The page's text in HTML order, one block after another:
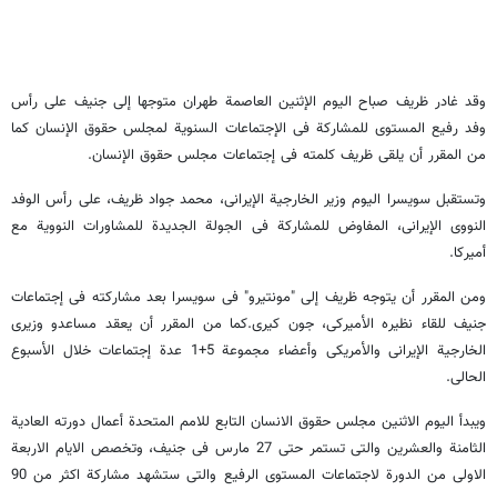
وقد غادر ظریف صباح الیوم الإثنین العاصمة طهران متوجها إلی جنیف علی رأس
وفد رفیع المستوی للمشارکة فی الإجتماعات السنویة لمجلس حقوق الإنسان کما
من المقرر أن یلقی ظریف کلمته فی إجتماعات مجلس حقوق الإنسان.
وتستقبل سویسرا الیوم وزیر الخارجیة الإیرانی، محمد جواد ظریف، على رأس الوفد
النووی الإیرانی، المفاوض للمشارکة فی الجولة الجدیدة للمشاورات النوویة مع
أمیرکا.
ومن المقرر أن یتوجه ظریف إلى "مونتیرو" فی سویسرا بعد مشارکته فی إجتماعات
جنیف للقاء نظیره الأمیرکی، جون کیری.کما من المقرر أن یعقد مساعدو وزیری
الخارجیة الإیرانی والأمریکی وأعضاء مجموعة 5+1 عدة إجتماعات خلال الأسبوع
الحالی.
ویبدأ الیوم الاثنین مجلس حقوق الانسان التابع للامم المتحدة أعمال دورته العادیة
الثامنة والعشرین والتى تستمر حتى 27 مارس فى جنیف، وتخصص الایام الاربعة
الاولى من الدورة لاجتماعات المستوى الرفیع والتى ستشهد مشارکة اکثر من 90